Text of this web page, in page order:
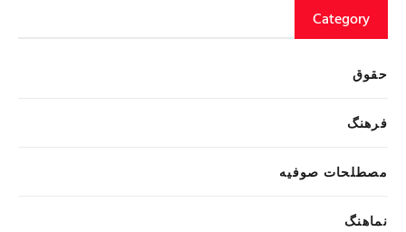
Category
حقوق
فرهنگ
مصطلحات صوفیه
نماهنگ